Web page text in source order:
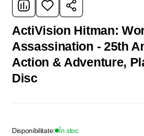
ActiVision Hitman:
Assassination - 25th
Action & Adventure,
Disc
Disponibilitate: În stoc